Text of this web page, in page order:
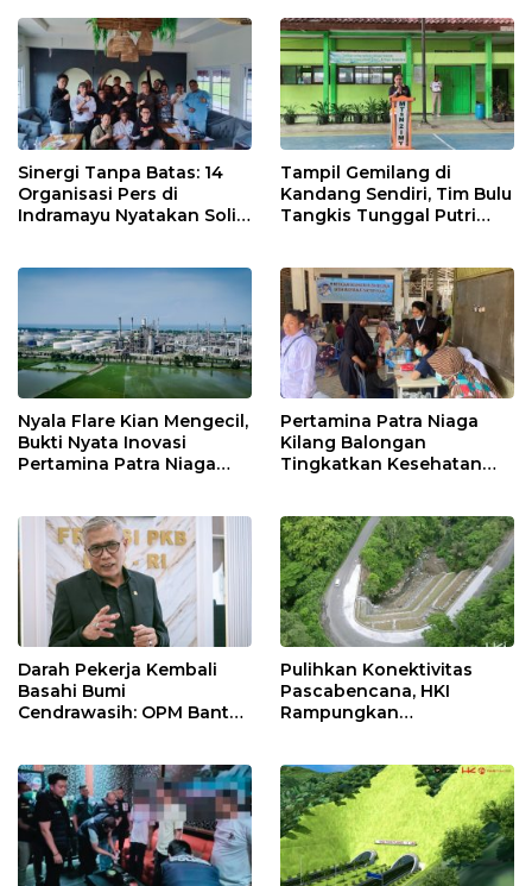
Sinergi Tanpa Batas: 14
Organisasi Pers di
Indramayu Nyatakan Solid
Tampil Gemilang di
Kandang Sendiri, Tim Bulu
Tangkis Tunggal Putri
Jatibarang 2026
Nyala Flare Kian Mengecil,
Bukti Nyata Inovasi
Pertamina Patra Niaga
Pertamina Patra Niaga
Kilang Balongan
Tingkatkan Kesehatan
Rutin dan Edukasi
Perawatan Gigi
Darah Pekerja Kembali
Basahi Bumi
Cendrawasih: OPM Bantai
Pulihkan Konektivitas
Pascabencana, HKI
Rampungkan